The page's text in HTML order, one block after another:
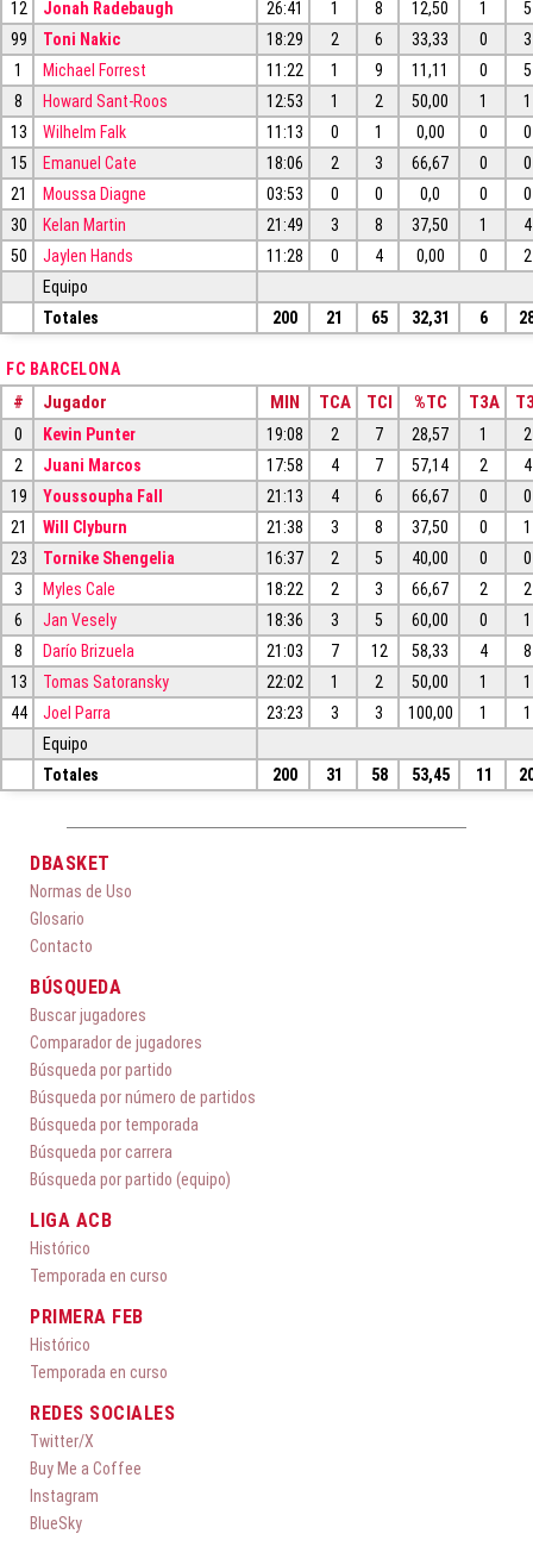
12
Jonah Radebaugh 26:41 1 8 12,50 1
5
99
Toni Nakic 18:29 2 6 33,33 0
3
1
Michael Forrest 11:22 1 9 11,11 0
5
8
Howard Sant-Roos 12:53 1 2 50,00 1
1
13
Wilhelm Falk 11:13 0 1 0,00 0
0
15
Emanuel Cate 18:06 2 3 66,67 0
0
21
Moussa Diagne 03:53 0 0 0,0 0
0
30
Kelan Martin 21:49 3 8 37,50 1
4
50
Jaylen Hands 11:28 0 4 0,00 0
2
Equipo
Totales
200 21 65 32,31 6
FC BARCELONA
# Jugador MIN TCA TCI %TC T3A
0 Kevin Punter 19:08 2 7 28,57 1
2
2
Juani Marcos 17:58 4 7 57,14 2
4
19
Youssoupha Fall 21:13 4 6 66,67 0
0
21
Will Clyburn 21:38 3 8 37,50 0
1
23
Tornike Shengelia 16:37 2 5 40,00 0
0
3
Myles Cale 18:22 2 3 66,67 2
2
6
Jan Vesely 18:36 3 5 60,00 0
1
8
Darío Brizuela 21:03 7 12 58,33 4
8
13
Tomas Satoransky 22:02 1 2 50,00 1
1
44
Joel Parra 23:23 3 3 100,00 1
1
Equipo
Totales
200 31 58 53,45 11
DBASKET
Normas de Uso
Glosario
Contacto
BÚSQUEDA
Buscar jugadores
Comparador de jugadores
Búsqueda por partido
Búsqueda por número de partidos
Búsqueda por temporada
Búsqueda por carrera
Búsqueda por partido (equipo)
LIGA ACB
Histórico
Temporada en curso
PRIMERA FEB
Histórico
Temporada en curso
REDES SOCIALES
Twitter/X
Buy Me a Coffee
Instagram
BlueSky